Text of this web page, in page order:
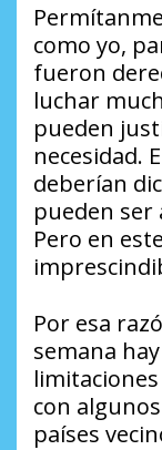
como yo,
fueron
luchar
pueden
necesidad.
deberían
pueden ser
Pero en
Por esa
semana
con
países